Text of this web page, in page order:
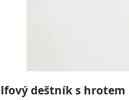
deštník s hrotem